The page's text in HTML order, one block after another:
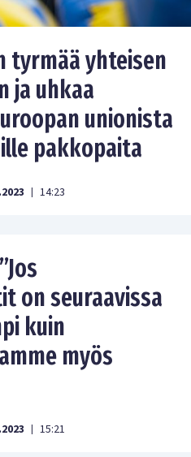
tyrmää yhteisen
ja uhkaa
unionista
pakkopaita
| 14:23
on seuraavissa
kuin
myös
| 15:21